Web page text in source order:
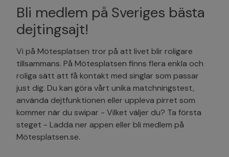
Bli medlem på Sveriges bästa
dejtingsajt!
Vi på Mötesplatsen tror på att livet blir roligare
tillsammans. På Mötesplatsen finns flera enkla och
roliga sätt att få kontakt med singlar som passar
just dig. Du kan göra vårt unika matchningstest,
använda dejtfunktionen eller uppleva pirret som
kommer när du swipar - Vilket väljer du? Ta första
steget - Ladda ner appen eller bli medlem på
Mötesplatsen.se.